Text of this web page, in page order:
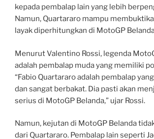
kepada pembalap lain yang lebih
Namun, Quartararo mampu
layak diperhitungkan di MotoGP
Menurut Valentino Rossi, legenda
adalah pembalap muda yang memiliki
“Fabio Quartararo adalah pembalap
dan sangat berbakat. Dia pasti akan
serius di MotoGP Belanda,” ujar Rossi.
Namun, kejutan di MotoGP Belanda
dari Quartararo. Pembalap lain seperti